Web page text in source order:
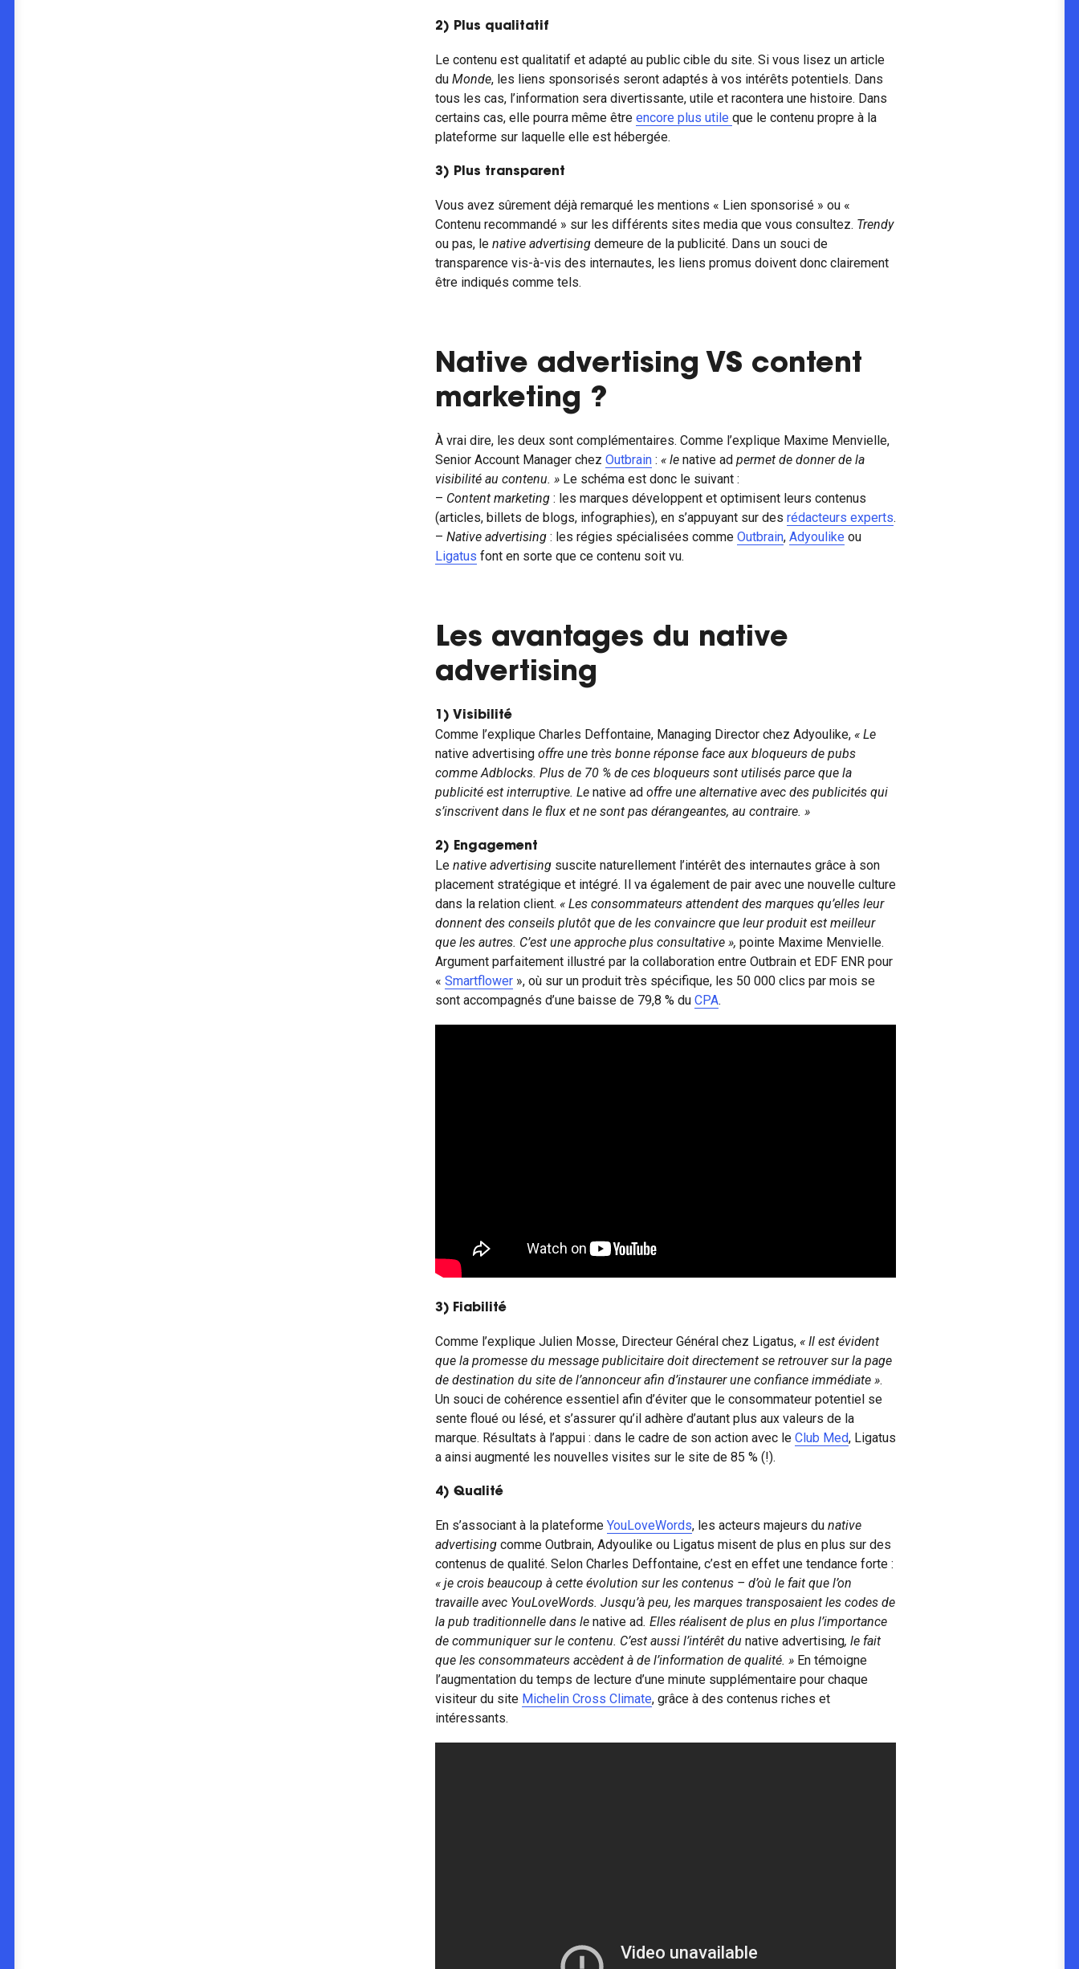
2) Plus qualitatif
Le contenu est qualitatif et adapté au public cible du site. Si vous lisez un article
du Monde, les liens sponsorisés seront adaptés à vos intérêts potentiels. Dans
tous les cas, l’information sera divertissante, utile et racontera une histoire. Dans
certains cas, elle pourra même être encore plus utile que le contenu propre à la
plateforme sur laquelle elle est hébergée.
3) Plus transparent
Vous avez sûrement déjà remarqué les mentions « Lien sponsorisé » ou «
Contenu recommandé » sur les différents sites media que vous consultez. Trendy
ou pas, le native advertising demeure de la publicité. Dans un souci de
transparence vis-à-vis des internautes, les liens promus doivent donc clairement
être indiqués comme tels.
Native advertising VS content
marketing ?
À vrai dire, les deux sont complémentaires. Comme l’explique Maxime Menvielle,
Senior Account Manager chez Outbrain : « le native ad permet de donner de la
visibilité au contenu. » Le schéma est donc le suivant :
– Content marketing : les marques développent et optimisent leurs contenus
(articles, billets de blogs, infographies), en s’appuyant sur des rédacteurs experts.
– Native advertising : les régies spécialisées comme Outbrain, Adyoulike ou
Ligatus font en sorte que ce contenu soit vu.
Les avantages du native
advertising
1) Visibilité
Comme l’explique Charles Deffontaine, Managing Director chez Adyoulike, « Le
native advertising offre une très bonne réponse face aux bloqueurs de pubs
comme Adblocks. Plus de 70 % de ces bloqueurs sont utilisés parce que la
publicité est interruptive. Le native ad offre une alternative avec des publicités qui
s’inscrivent dans le flux et ne sont pas dérangeantes, au contraire. »
2) Engagement
Le native advertising suscite naturellement l’intérêt des internautes grâce à son
placement stratégique et intégré. Il va également de pair avec une nouvelle culture
dans la relation client. « Les consommateurs attendent des marques qu’elles leur
donnent des conseils plutôt que de les convaincre que leur produit est meilleur
que les autres. C’est une approche plus consultative », pointe Maxime Menvielle.
Argument parfaitement illustré par la collaboration entre Outbrain et EDF ENR pour
« Smartflower », où sur un produit très spécifique, les 50 000 clics par mois se
sont accompagnés d’une baisse de 79,8 % du CPA.
3) Fiabilité
Comme l’explique Julien Mosse, Directeur Général chez Ligatus, « Il est évident
que la promesse du message publicitaire doit directement se retrouver sur la page
de destination du site de l’annonceur afin d’instaurer une confiance immédiate ».
Un souci de cohérence essentiel afin d’éviter que le consommateur potentiel se
sente floué ou lésé, et s’assurer qu’il adhère d’autant plus aux valeurs de la
marque. Résultats à l’appui : dans le cadre de son action avec le Club Med, Ligatus
a ainsi augmenté les nouvelles visites sur le site de 85 % (!).
4) Qualité
En s’associant à la plateforme YouLoveWords, les acteurs majeurs du native
advertising comme Outbrain, Adyoulike ou Ligatus misent de plus en plus sur des
contenus de qualité. Selon Charles Deffontaine, c’est en effet une tendance forte :
« je crois beaucoup à cette évolution sur les contenus – d’où le fait que l’on
travaille avec YouLoveWords. Jusqu’à peu, les marques transposaient les codes de
la pub traditionnelle dans le native ad. Elles réalisent de plus en plus l’importance
de communiquer sur le contenu. C’est aussi l’intérêt du native advertising, le fait
que les consommateurs accèdent à de l’information de qualité. » En témoigne
l’augmentation du temps de lecture d’une minute supplémentaire pour chaque
visiteur du site Michelin Cross Climate, grâce à des contenus riches et
intéressants.